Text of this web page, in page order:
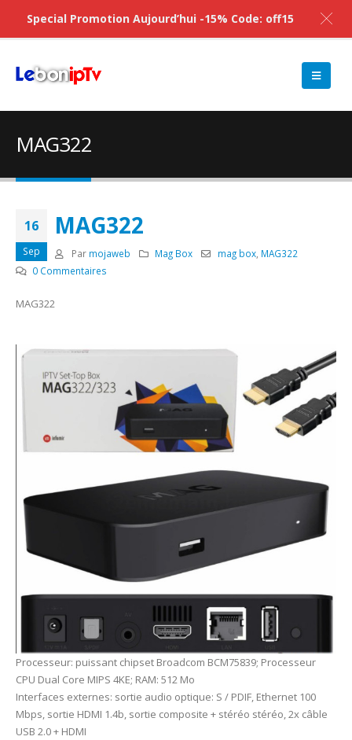
MAG322
16
Sep
MAG322
Par mojaweb Mag Box mag box MAG322
0 Commentaires
MAG322
Processeur: puissant chipset Broadcom BCM75839; Processeur
CPU Dual Core MIPS 4KE; RAM: 512 Mo
Interfaces externes: sortie audio optique: S / PDIF, Ethernet 100
Mbps, sortie HDMI 1.4b, sortie composite + stéréo stéréo, 2x câble
USB 2.0 + HDMI
Special Promotion Aujourd’hui -15% Code: off15